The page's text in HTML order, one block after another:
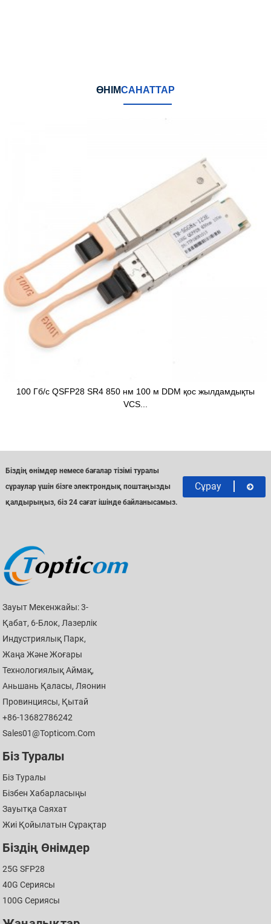
ӨНІМСАНАТТАР
100 Гб/с QSFP28 SR4 850 нм 100 м DDM қос жылдамдықты
VCS...
Біздің өнімдер немесе бағалар тізімі туралы
сұраулар үшін бізге электрондық поштаңызды
қалдырыңыз, біз 24 сағат ішінде байланысамыз.
Сұрау
Зауыт Мекенжайы: 3-
Қабат, 6-Блок, Лазерлік
Индустриялық Парк,
Жаңа Және Жоғары
Технологиялық Аймақ,
Аньшань Қаласы, Ляонин
Провинциясы, Қытай
+86-13682786242
Sales01@topticom.com
Біз Туралы
Біз Туралы
Бізбен Хабарласыңы
Зауытқа Саяхат
Жиі Қойылатын Сұрақтар
Біздің Өнімдер
25G SFP28
40G Сериясы
100G Сериясы